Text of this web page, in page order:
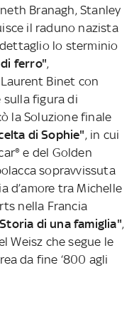
Branagh, Stanley
il raduno nazista
lo sterminio
ferro",
Binet con
sulla figura di
la Soluzione finale
di Sophie", in cui
e del Golden
sopravvissuta
d’amore tra Michelle
nella Francia
di una famiglia",
Weisz che segue le
da fine ‘800 agli